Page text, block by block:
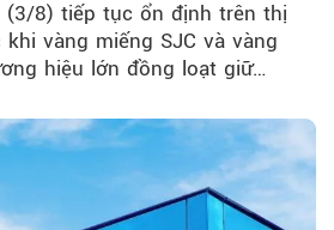
(3/8) tiếp tục ổn định trên thị
vàng miếng SJC và vàng
hiệu lớn đồng loạt giữ